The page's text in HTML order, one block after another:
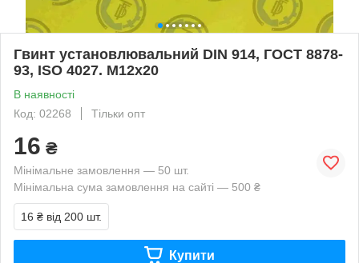
Гвинт установлювальний DIN 914, ГОСТ 8878-
93, ISO 4027. М12х20
В наявності
Код: 02268
Тільки опт
16 ₴
Мінімальне замовлення — 50 шт.
Мінімальна сума замовлення на сайті — 500 ₴
16 ₴ від 200 шт.
Купити